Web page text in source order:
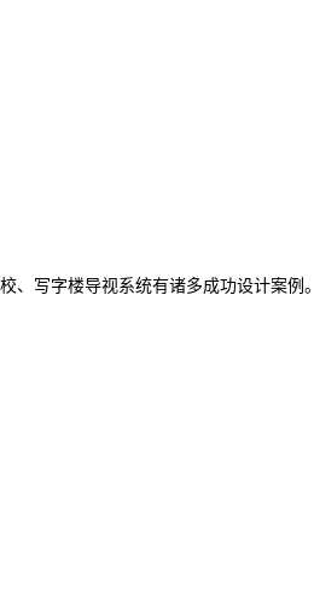
、写字楼导视系统有诸多成功设计案例。